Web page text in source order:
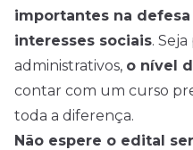
importantes na
interesses sociais.
administrativos, o nível
contar com um curso
toda a diferença.
Não espere o edital